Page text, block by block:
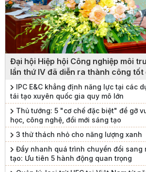
Đại hội Hiệp hội Công nghiệp môi
lần thứ IV đã diễn ra thành công tốt
IPC E&C khẳng định năng lực tại các
tái tạo xuyên quốc gia quy mô lớn
Thủ tướng: 5 "cơ chế đặc biệt" để gỡ
học, công nghệ, đổi mới sáng tạo
3 thử thách nhỏ cho năng lượng xanh
Đẩy nhanh quá trình chuyển đổi sang
tạo: Ưu tiên 5 hành động quan trọng